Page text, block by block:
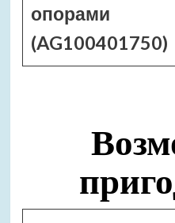
опорами
(AG100401750)